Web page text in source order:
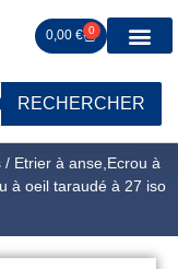
0,00 € 0
RECHERCHER
/ Etrier à anse,Ecrou à
à oeil taraudé à 27 iso